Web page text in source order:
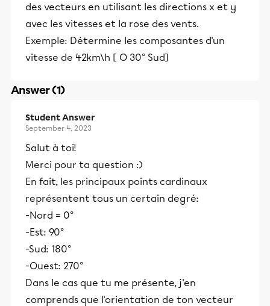
des vecteurs en utilisant les directions x et y
avec les vitesses et la rose des vents.
Exemple: Détermine les composantes d'un
vitesse de 42km\h [ O 30° Sud]
Answer (1)
Student Answer
September 4, 2023
Salut à toi!
Merci pour ta question :)
En fait, les principaux points cardinaux
représentent tous un certain degré:
-Nord = 0°
-Est: 90°
-Sud: 180°
-Ouest: 270°
Dans le cas que tu me présente, j'en
comprends que l'orientation de ton vecteur